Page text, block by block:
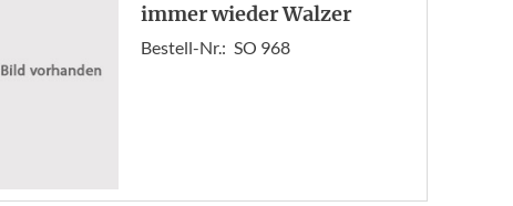
immer wieder Walzer
Bestell-Nr.: SO 968